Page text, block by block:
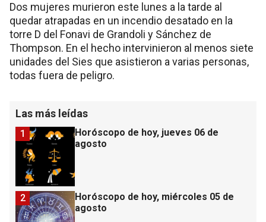
Dos mujeres murieron este lunes a la tarde al
quedar atrapadas en un incendio desatado en la
torre D del Fonavi de Grandoli y Sánchez de
Thompson. En el hecho intervinieron al menos siete
unidades del Sies que asistieron a varias personas,
todas fuera de peligro.
Las más leídas
Horóscopo de hoy, jueves 06 de
agosto
1
Horóscopo de hoy, miércoles 05 de
agosto
2